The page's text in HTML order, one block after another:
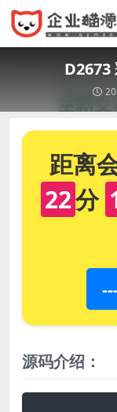
D2673
距离
22分
源码介绍：